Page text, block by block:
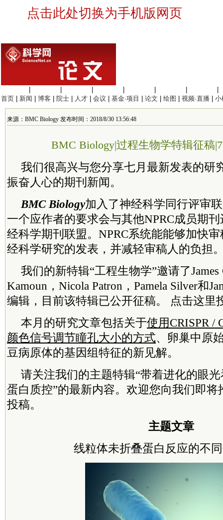
点击此处切换为手机版网页
首页
新闻 博客 院士 人才 会议 基金·项目 论文 绘图 视频·直播 小
来源：BMC Biology 发布时间：2018/8/30 13:56:48
BMC Biology|过程生物学特辑征稿
我们很高兴与您分享七月最新发表的研
振奋人心的期刊新闻。
BMC Biology加入了神经科学同行评审
一个应作者的要求会与其他NPRC成员期
经科学期刊联盟。NPRC系统能能够加快
经科学研究的发表，并减轻审稿人的负担
我们的新特辑“工程生物学”邀请了
Kamoun，Nicola Patron，Pamela Silver和
编辑，目前该特辑已公开征稿。 点击这里
本月的研究文章包括关于使用CRISPR /
颜色信号调节瞳孔大小的方式、卵巢中 原
豆病原体的基因组特征的新见解。
请关注我们的主题特辑“带着进化的眼光
蛋白质控”的最新内容。欢迎您向我们即将
投稿。
主题文章
线粒体未折叠蛋白反应的不